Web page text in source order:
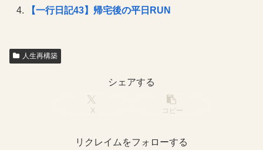
【一行日記43】帰宅後の平日RUN
人生再構築
シェアする
X コピー
リクレイムをフォローする